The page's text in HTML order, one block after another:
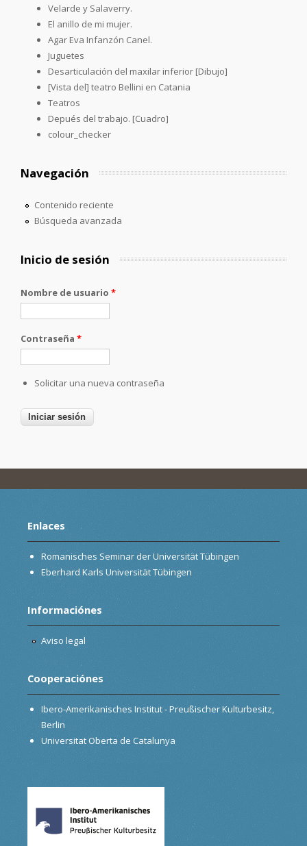
Velarde y Salaverry.
El anillo de mi mujer.
Agar Eva Infanzón Canel.
Juguetes
Desarticulación del maxilar inferior [Dibujo]
[Vista del] teatro Bellini en Catania
Teatros
Depués del trabajo. [Cuadro]
colour_checker
Navegación
Contenido reciente
Búsqueda avanzada
Inicio de sesión
Nombre de usuario *
Contraseña *
Solicitar una nueva contraseña
Enlaces
Romanisches Seminar der Universität Tübingen
Eberhard Karls Universität Tübingen
Informaciónes
Aviso legal
Cooperaciónes
Ibero-Amerikanisches Institut - Preußischer Kulturbesitz,
Berlin
Universitat Oberta de Catalunya